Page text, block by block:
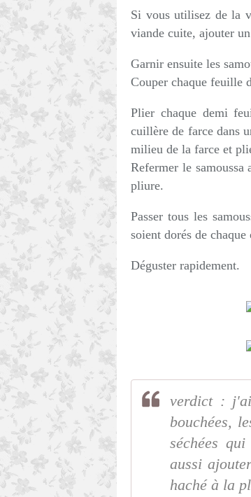
Si vous utilisez de la
viande cuite, ajouter
Garnir ensuite les
Couper chaque feuille
Plier chaque demi
cuillère de farce dans
milieu de la farce et
Refermer le
pliure.
Passer tous les
soient dorés de
Déguster rapidement.
verdict :
bouchées,
séchées
aussi
haché à la